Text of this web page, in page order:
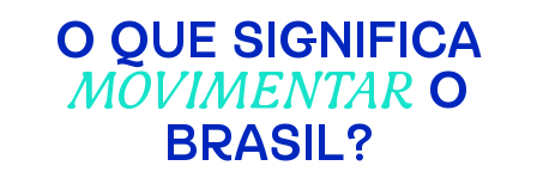
O QUE SIGNIFICA
MOVIMENTAR O
BRASIL?